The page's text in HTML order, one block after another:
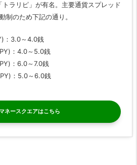
ラリピ」が有名。主要通貨スプレッド
制のため下記の通り。
：3.0～4.0銭
：4.0～5.0銭
：6.0～7.0銭
：5.0～6.0銭
ネースクエア